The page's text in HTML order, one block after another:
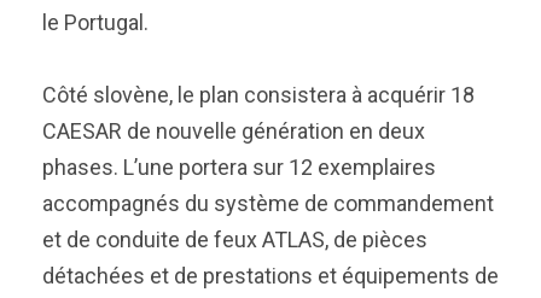
le Portugal.
Côté slovène, le plan consistera à acquérir 18
CAESAR de nouvelle génération en deux
phases. L’une portera sur 12 exemplaires
accompagnés du système de commandement
et de conduite de feux ATLAS, de pièces
détachées et de prestations et équipements de